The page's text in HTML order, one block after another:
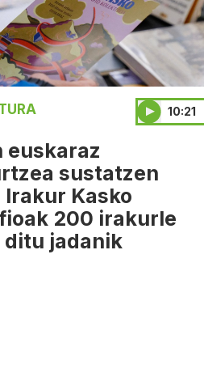
10:21
euskaraz
sustatzen
Irakur Kasko
200 irakurle
ditu jadanik